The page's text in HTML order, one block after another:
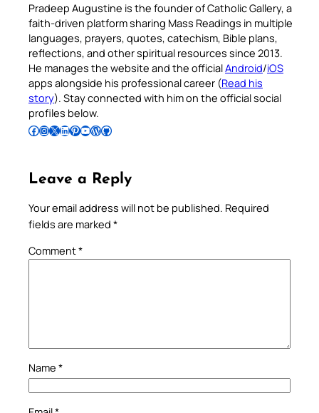
Pradeep Augustine is the founder of Catholic Gallery, a
faith-driven platform sharing Mass Readings in multiple
languages, prayers, quotes, catechism, Bible plans,
reflections, and other spiritual resources since 2013.
He manages the website and the officialAndroid/iOS
apps alongside his professional career (Read his
story). Stay connected with him on the official social
profiles below.
Follow Pradeep on Facebook Follow Pradeep on InstagramFollow Pradeep on X Follow Pradeep on LinkedIn Follow Pradeep on Pinterest Subscribe to Pradeep’s Youtube Channel Follow Pradeep on WordPress Follow Pradeep on GitHub
Leave a Reply
Your email address will not be published. Required
fields are marked *
Comment*
Name *